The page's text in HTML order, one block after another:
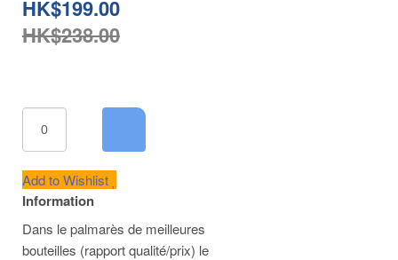
HK$199.00
HK$238.00
Add to Wishlist
Information
Dans le palmarès de meilleures
bouteilles (rapport qualité/prix) le